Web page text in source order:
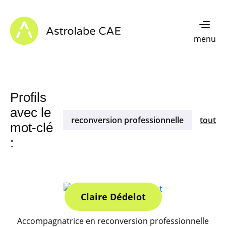
Astrolabe CAE - Home
menu
Profils
avec le
mot-clé
:
reconversion professionnelle tout
Claire Dédelot
Accompagnatrice en reconversion professionnelle